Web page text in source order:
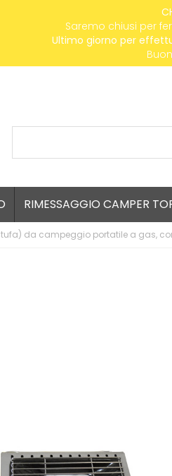
Saremo chiusi per
Ultimo giorno per
RIMESSAGGIO CAMPER
da campeggio portatile a gas,